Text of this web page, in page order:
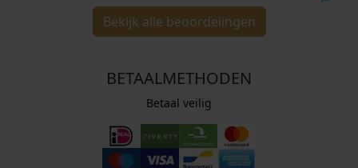
Bekijk alle beoordelingen
BETAALMETHODEN
Betaal veilig